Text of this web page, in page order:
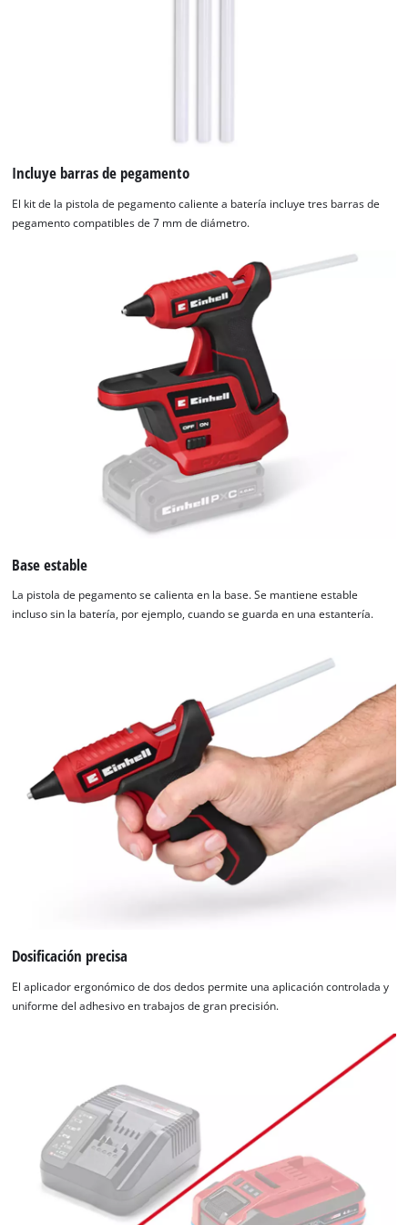
Incluye barras de pegamento
El kit de la pistola de pegamento caliente a batería incluye tres barras de
pegamento compatibles de 7 mm de diámetro.
Base estable
La pistola de pegamento se calienta en la base. Se mantiene estable
incluso sin la batería, por ejemplo, cuando se guarda en una estantería.
Dosificación precisa
El aplicador ergonómico de dos dedos permite una aplicación controlada y
uniforme del adhesivo en trabajos de gran precisión.